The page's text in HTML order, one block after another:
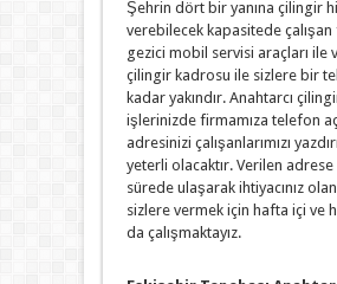
Şehrin dört bir yanına çilingir
verebilecek kapasitede çalışan
gezici mobil servisi araçları ile
çilingir kadrosu ile sizlere bir
kadar yakındır. Anahtarcı
işlerinizde firmamıza telefon
adresinizi çalışanlarımızı
yeterli olacaktır. Verilen adrese
sürede ulaşarak ihtiyacınız
sizlere vermek için hafta içi ve
da çalışmaktayız.